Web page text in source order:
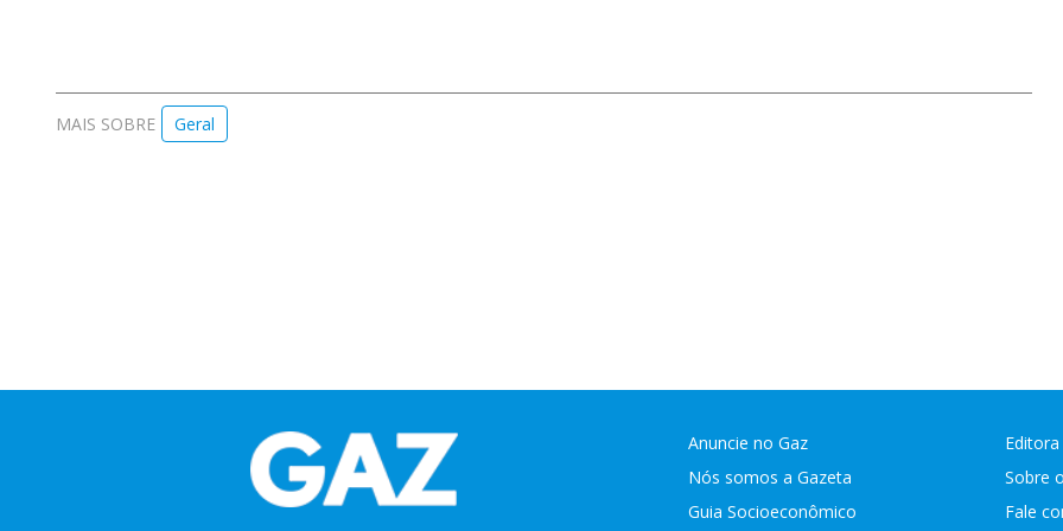
MAIS SOBRE Geral
Anuncie no Gaz
Nós somos a Gazeta
Guia Socioeconômico
Sobre
Fale